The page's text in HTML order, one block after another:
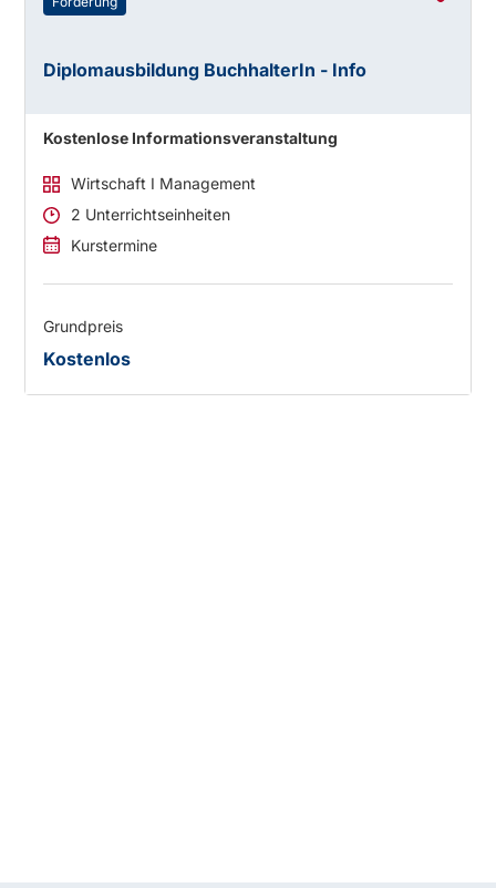
Diplomausbildung BuchhalterIn - Info
Kostenlose Informationsveranstaltung
Wirtschaft I Management
2 Unterrichtseinheiten
Kurstermine
Grundpreis
Kostenlos